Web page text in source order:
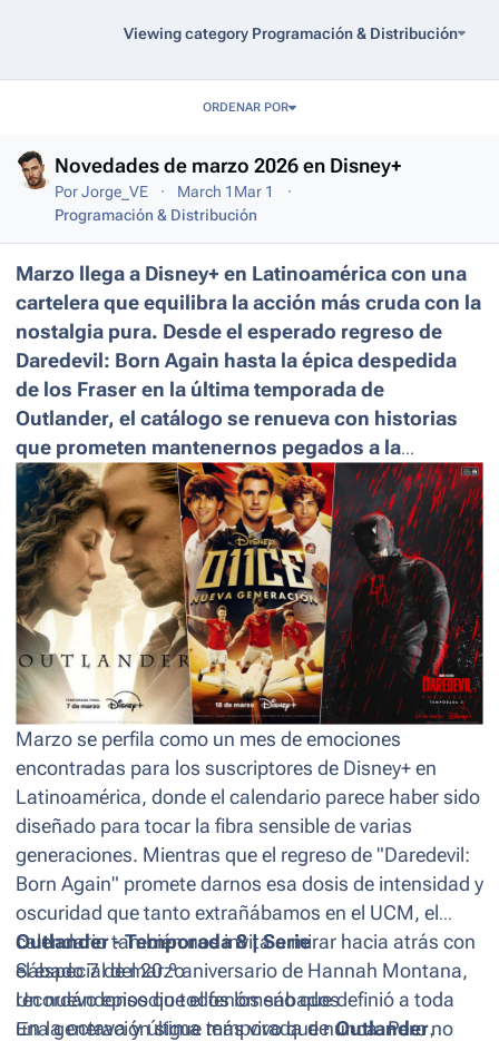
Viewing category Programación & Distribución
ORDENAR POR
Novedades de marzo 2026 en Disney+
PorJorge_VE March 1 Mar 1
Programación & Distribución
Marzo llega a Disney+ en Latinoamérica con una
cartelera que equilibra la acción más cruda con la
nostalgia pura. Desde el esperado regreso de
Daredevil: Born Again hasta la épica despedida
de los Fraser en la última temporada de
Outlander, el catálogo se renueva con historias
que prometen mantenernos pegados a la
pantalla. Prepárate, porque este mes la
plataforma no se guarda nada.
Marzo se perfila como un mes de emociones
encontradas para los suscriptores de Disney+ en
Latinoamérica, donde el calendario parece haber sido
diseñado para tocar la fibra sensible de varias
generaciones. Mientras que el regreso de "Daredevil:
Born Again" promete darnos esa dosis de intensidad y
oscuridad que tanto extrañábamos en el UCM, el
calendario también nos invita a mirar hacia atrás con
el especial del 20.º aniversario de Hannah Montana,
recordándonos que el fenómeno que definió a toda
una generación sigue más vivo que nunca. Pero no
Outlander - Temporada 8 | Serie
Sábado 7 de marzo
Un nuevo episodio todos los sábados
En la octava y última temporada deOutlander,